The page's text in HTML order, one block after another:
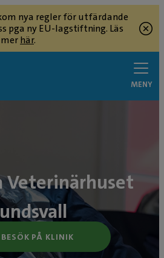
nya regler för utfärdande
pga ny EU-lagstiftning. Läs
merhär.
MENY
Veterinärhuset
PÅ KLINIK